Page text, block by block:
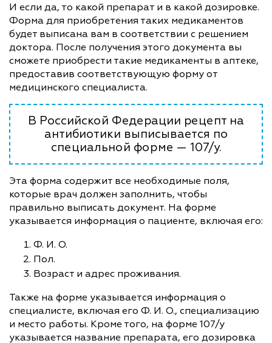
И если да, то какой препарат и в какой дозировке.
Форма для приобретения таких медикаментов
будет выписана вам в соответствии с решением
доктора. После получения этого документа вы
сможете приобрести такие медикаменты в аптеке,
предоставив соответствующую форму от
медицинского специалиста.
В Российской Федерации рецепт на
антибиотики выписывается по
специальной форме — 107/у.
Эта форма содержит все необходимые поля,
которые врач должен заполнить, чтобы
правильно выписать документ. На форме
указывается информация о пациенте, включая его:
Ф. И. О.
Пол.
Возраст и адрес проживания.
Также на форме указывается информация о
специалисте, включая его Ф. И. О., специализацию
и место работы. Кроме того, на форме 107/у
указывается название препарата, его дозировка